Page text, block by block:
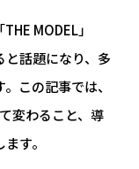
MODEL」
話題になり、多
この記事では、
変わること、導
す。